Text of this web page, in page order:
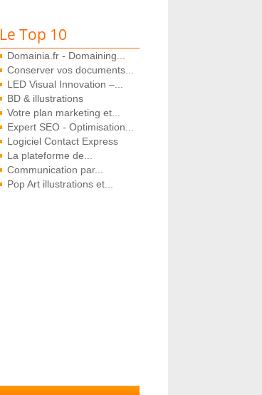
Le Top 10
Domainia.fr - Domaining...
Conserver vos documents...
LED Visual Innovation –...
BD & illustrations
Votre plan marketing et...
Expert SEO - Optimisation...
Logiciel Contact Express
La plateforme de...
Communication par...
Pop Art illustrations et...